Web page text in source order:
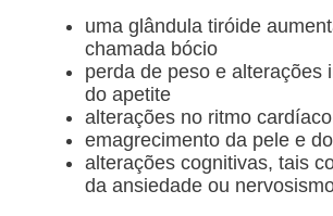
uma glândula tiróide
chamada bócio
perda de peso e alterações
do apetite
alterações no ritmo cardíaco
emagrecimento da pele e
alterações cognitivas, tais
da ansiedade ou